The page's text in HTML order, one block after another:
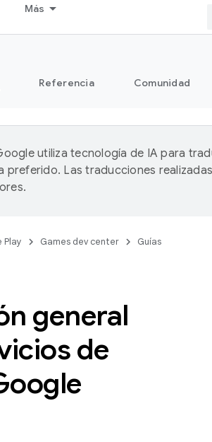
Más
Referencia Comunidad
utiliza tecnología de IA para
preferido. Las traducciones
Play Games dev center Guías
general
de